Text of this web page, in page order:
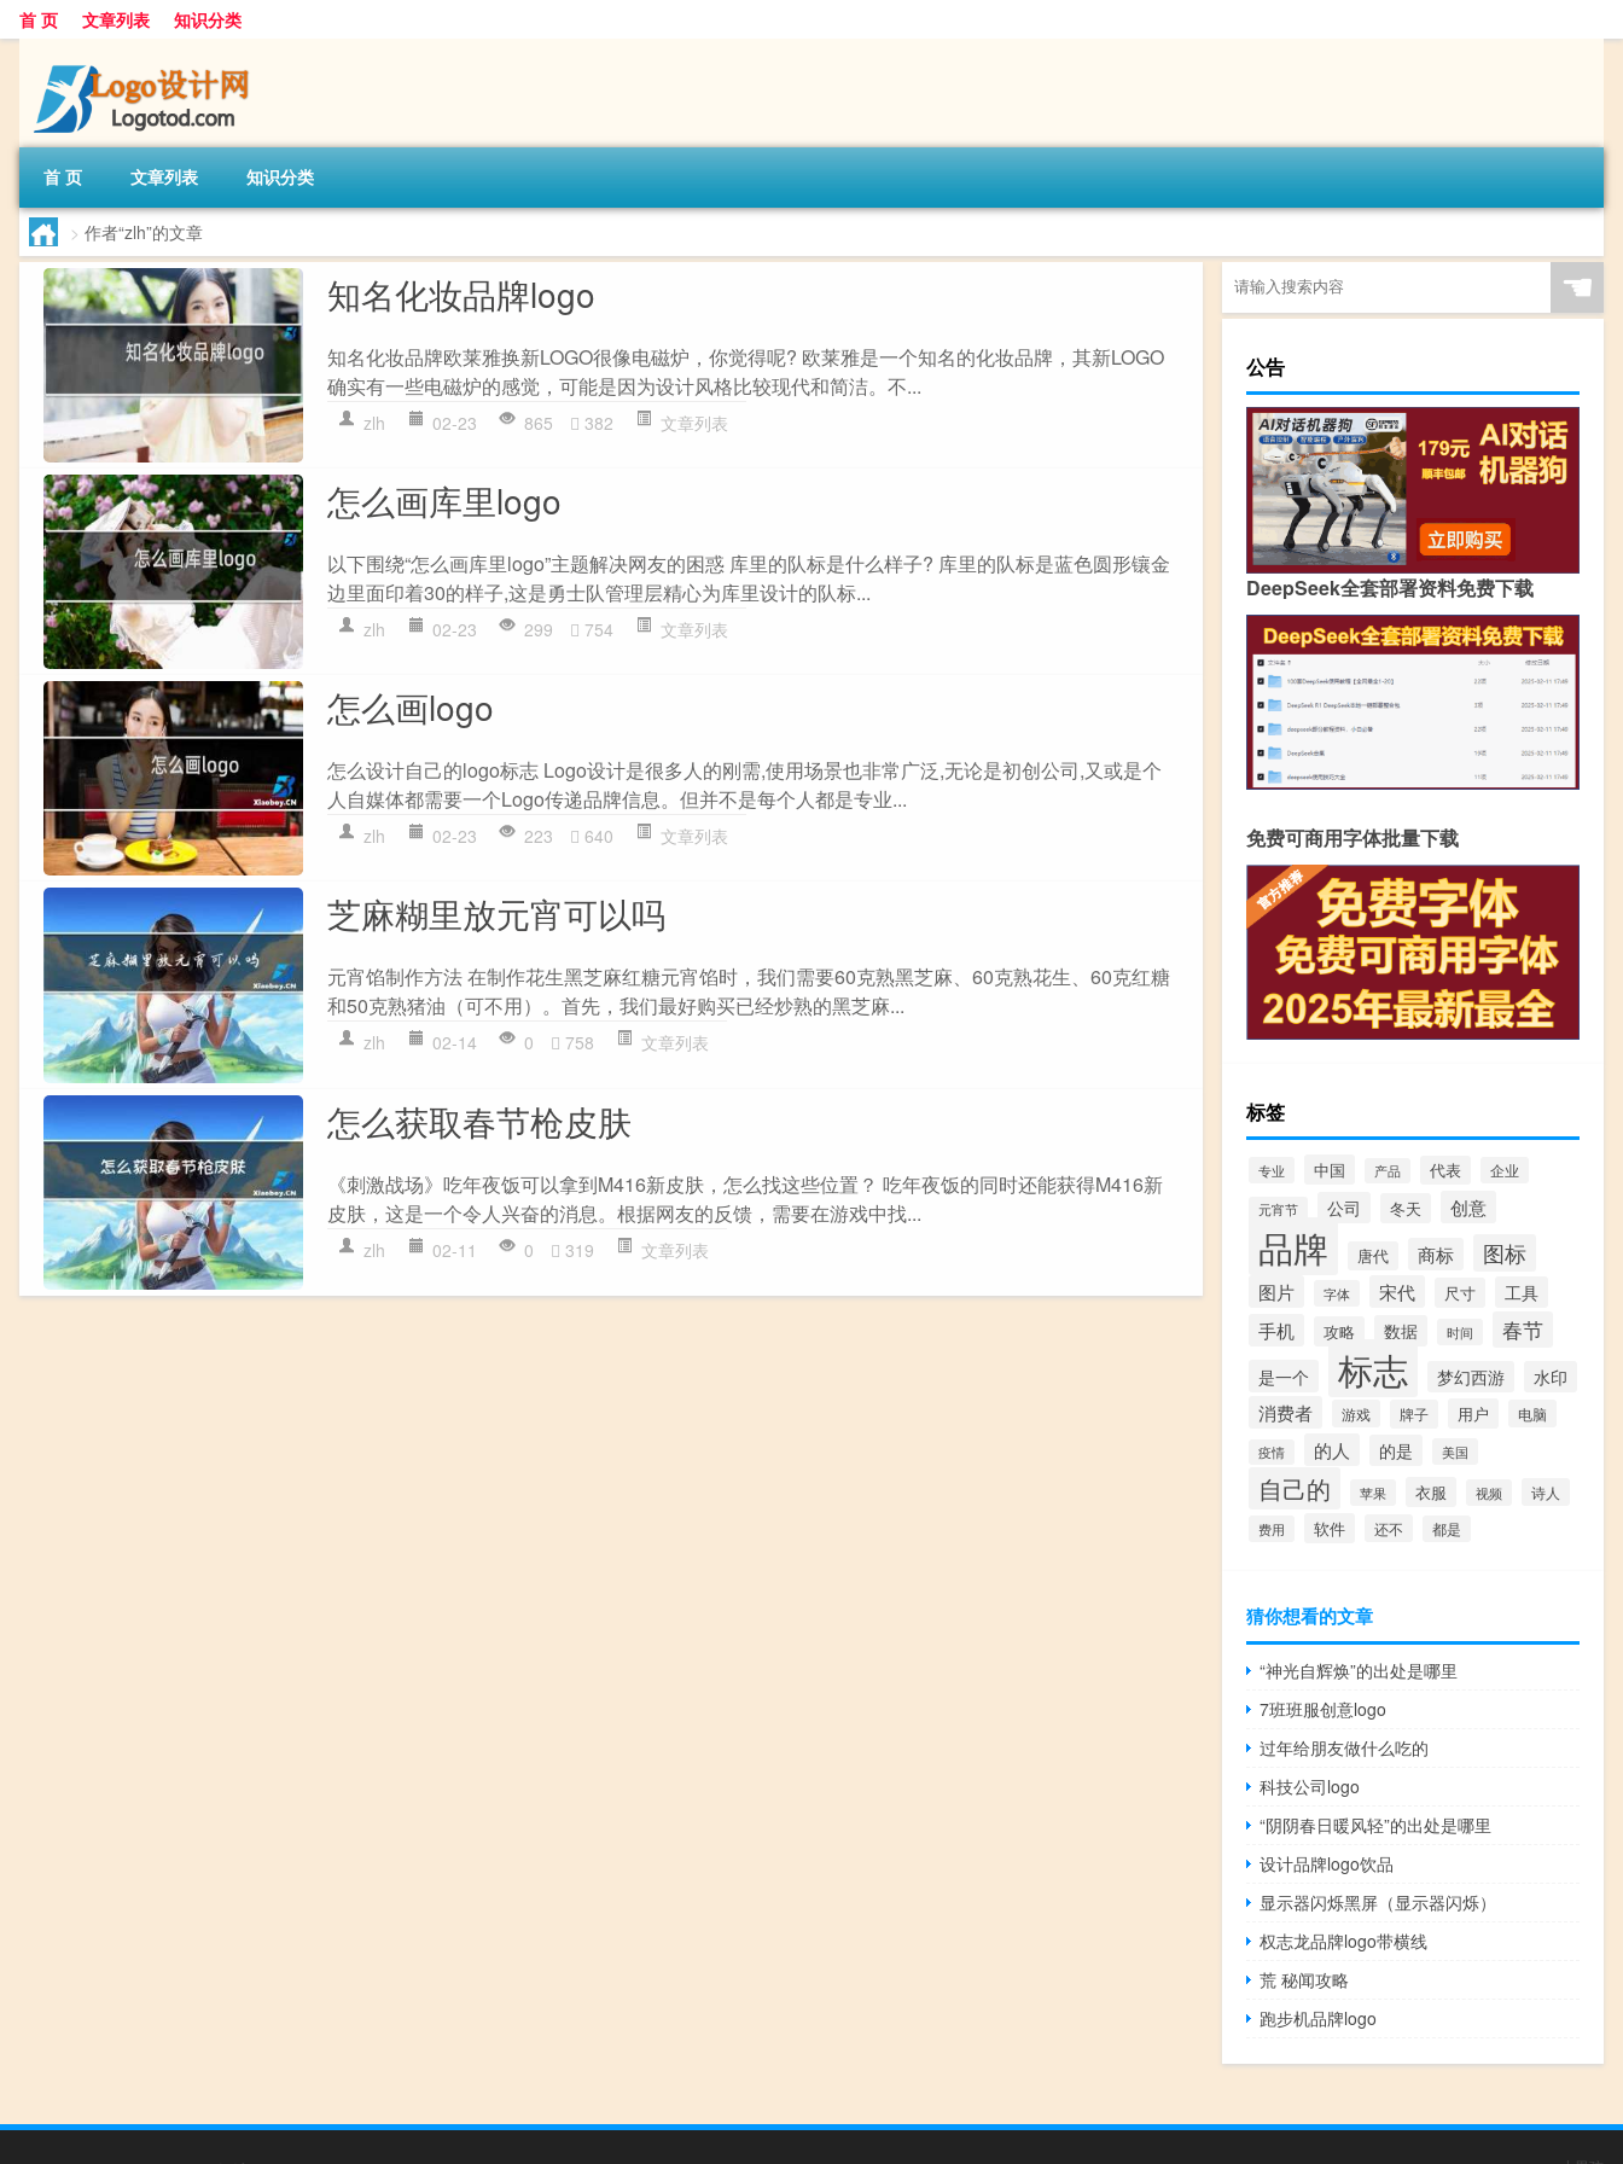
首 页 文章列表 知识分类
首 页 文章列表 知识分类
> 作者“zlh”的文章
知名化妆品牌logo
知名化妆品牌欧莱雅换新LOGO很像电磁炉，你觉得呢? 欧莱雅是一个知名的化妆品牌，其新LOGO
确实有一些电磁炉的感觉，可能是因为设计风格比较现代和简洁。不...
zlh 02-23 865 382 文章列表
怎么画库里logo
以下围绕“怎么画库里logo”主题解决网友的困惑 库里的队标是什么样子? 库里的队标是蓝色圆形镶金
边里面印着30的样子,这是勇士队管理层精心为库里设计的队标...
zlh 02-23 299 754 文章列表
怎么画logo
怎么设计自己的logo标志 Logo设计是很多人的刚需,使用场景也非常广泛,无论是初创公司,又或是个
人自媒体都需要一个Logo传递品牌信息。但并不是每个人都是专业...
zlh 02-23 223 640 文章列表
芝麻糊里放元宵可以吗
元宵馅制作方法 在制作花生黑芝麻红糖元宵馅时，我们需要60克熟黑芝麻、60克熟花生、60克红糖
和50克熟猪油（可不用）。首先，我们最好购买已经炒熟的黑芝麻...
zlh 02-14 0 758 文章列表
怎么获取春节枪皮肤
《刺激战场》吃年夜饭可以拿到M416新皮肤，怎么找这些位置？ 吃年夜饭的同时还能获得M416新
皮肤，这是一个令人兴奋的消息。根据网友的反馈，需要在游戏中找...
zlh 02-11 0 319 文章列表
☚
公告
DeepSeek全套部署资料免费下载
免费可商用字体批量下载
标签
专业 中国 产品 代表 企业
元宵节 公司 冬天 创意
品牌 唐代 商标 图标
图片 字体 宋代 尺寸 工具
手机 攻略 数据 时间 春节
是一个 标志 梦幻西游 水印
消费者 游戏 牌子 用户 电脑
疫情 的人 的是 美国
自己的 苹果 衣服 视频 诗人
费用 软件 还不 都是
猜你想看的文章
“神光自辉焕”的出处是哪里
7班班服创意logo
过年给朋友做什么吃的
科技公司logo
“阴阴春日暖风轻”的出处是哪里
设计品牌logo饮品
显示器闪烁黑屏（显示器闪烁）
权志龙品牌logo带横线
荒 秘闻攻略
跑步机品牌logo